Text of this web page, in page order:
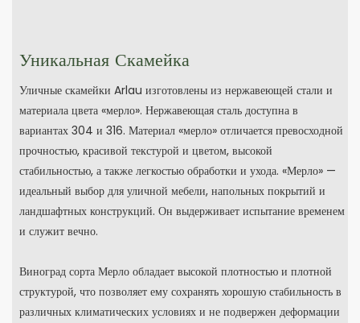
Уникальная Скамейка
Уличные скамейки Arlau изготовлены из нержавеющей стали и
материала цвета «мерло». Нержавеющая сталь доступна в
вариантах 304 и 316. Материал «мерло» отличается превосходной
прочностью, красивой текстурой и цветом, высокой
стабильностью, а также легкостью обработки и ухода. «Мерло» —
идеальный выбор для уличной мебели, напольных покрытий и
ландшафтных конструкций. Он выдерживает испытание временем
и служит вечно.
Виноград сорта Мерло обладает высокой плотностью и плотной
структурой, что позволяет ему сохранять хорошую стабильность в
различных климатических условиях и не подвержен деформации